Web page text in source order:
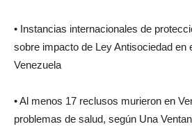
• Instancias internacionales de
sobre impacto de Ley Antisociedad en
Venezuela
• Al menos 17 reclusos murieron en
problemas de salud, según Una